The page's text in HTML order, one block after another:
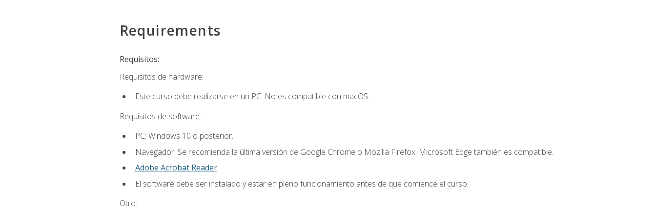
Requirements
Requisitos:
Requisitos de hardware:
Este curso debe realizarse en un PC. No es compatible con macOS.
Requisitos de software:
PC: Windows 10 o posterior.
Navegador: Se recomienda la última versión de Google Chrome o Mozilla Firefox. Microsoft Edge también es compatible.
Adobe Acrobat Reader.
El software debe ser instalado y estar en pleno funcionamiento antes de que comience el curso.
Otro: